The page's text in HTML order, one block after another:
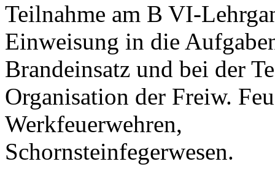
Teilnahme am B VI-
Einweisung in die
Brandeinsatz und bei der
Organisation der Freiw.
Werkfeuerwehren,
Schornsteinfegerwesen.